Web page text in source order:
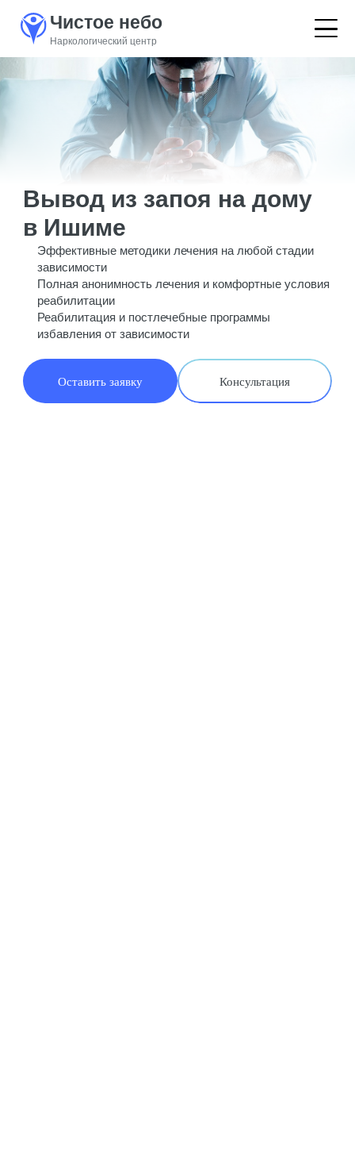
Чистое небо
Наркологический центр
Вывод из запоя на дому
в Ишиме
Эффективные методики лечения на любой стадии
зависимости
Полная анонимность лечения и комфортные условия
реабилитации
Реабилитация и постлечебные программы
избавления от зависимости
Оставить заявку Консультация